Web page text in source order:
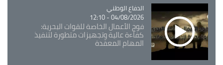
Catégorie
الدفاع الوطني
04/08/2026 - 12:10
فوج الأعمال الخاصة للقوات البحرية:
كفاءة عالية وتجهيزات متطورة لتنفيذ
المهام المعقدة